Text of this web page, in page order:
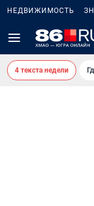
НЕДВИЖИМОСТЬ
4 текста недели